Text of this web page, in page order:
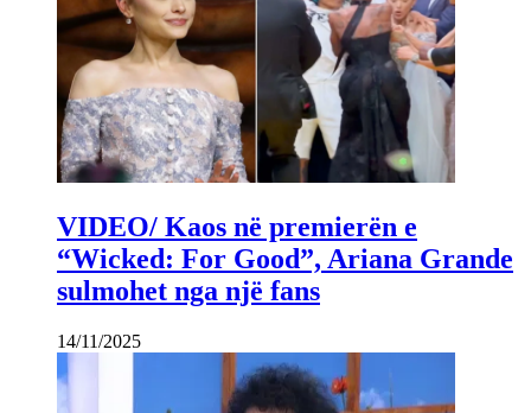
VIDEO/ Kaos në premierën e
“Wicked: For Good”, Ariana Grande
sulmohet nga një fans
14/11/2025